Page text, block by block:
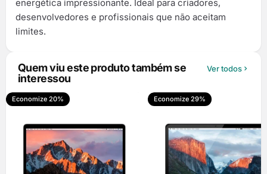
energética impressionante. Ideal para criadores,
desenvolvedores e profissionais que não aceitam
limites.
Quem viu este produto também se
interessou
Ver todos
Economize 20% Economize 29%